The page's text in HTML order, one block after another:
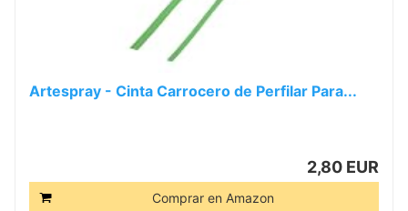
Artespray - Cinta Carrocero de Perfilar Para...
2,80 EUR
Comprar en Amazon